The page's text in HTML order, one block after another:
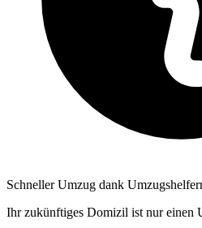
Schneller Umzug dank
Ihr zukünftiges Domizil ist nur einen